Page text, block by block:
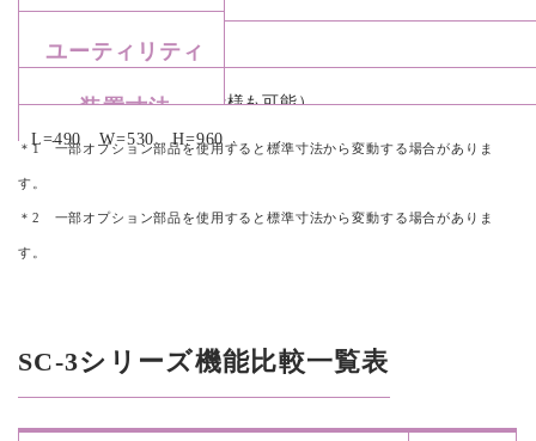
クツメサイズ）
M : Φ21～30㎜
MAX 30本／分
ユーティリティ
電源：AC100V（200V仕様も可能）
エアー：0.5～0.6MPa （ANR)
装置寸法
L=490 W=530 H=960
＊1 一部オプション部品を使用すると標準寸法から変動する場合がありま
す。
＊2 一部オプション部品を使用すると標準寸法から変動する場合がありま
す。
SC-3シリーズ機能比較一覧表